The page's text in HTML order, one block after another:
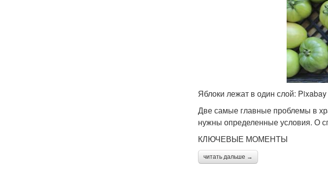
Яблоки лежат в один слой: Pixabay
Две самые главные проблемы в
нужны определенные условия. О
КЛЮЧЕВЫЕ МОМЕНТЫ
читать дальше →